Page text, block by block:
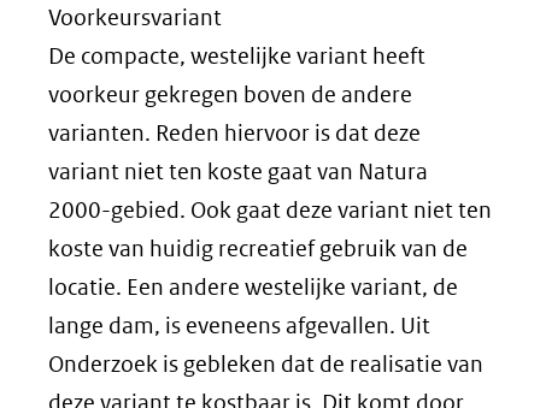
Voorkeursvariant
De compacte, westelijke variant heeft
voorkeur gekregen boven de andere
varianten. Reden hiervoor is dat deze
variant niet ten koste gaat van Natura
2000-gebied. Ook gaat deze variant niet ten
koste van huidig recreatief gebruik van de
locatie. Een andere westelijke variant, de
lange dam, is eveneens afgevallen. Uit
Onderzoek is gebleken dat de realisatie van